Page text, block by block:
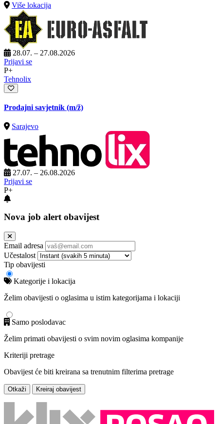
Više lokacija
28.07. – 27.08.2026
Prijavi se
P+
Tehnolix
Prodajni savjetnik (m/ž)
Sarajevo
27.07. – 26.08.2026
Prijavi se
P+
Nova job alert obavijest
Email adresa
Učestalost
Tip obavijesti
Kategorije i lokacija
Želim obavijesti o oglasima u istim kategorijama i lokaciji
Samo poslodavac
Želim primati obavijesti o svim novim oglasima kompanije
Kriteriji pretrage
Obavijest će biti kreirana sa trenutnim filterima pretrage
Otkaži Kreiraj obavijest